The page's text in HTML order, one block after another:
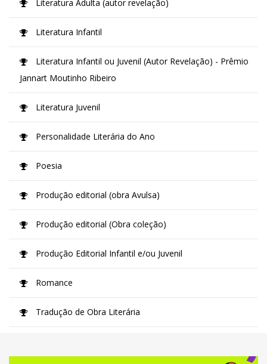
Literatura Adulta (autor revelação)
Literatura Infantil
Literatura Infantil ou Juvenil (Autor Revelação) - Prêmio
Jannart Moutinho Ribeiro
Literatura Juvenil
Personalidade Literária do Ano
Poesia
Produção editorial (obra Avulsa)
Produção editorial (Obra coleção)
Produção Editorial Infantil e/ou Juvenil
Romance
Tradução de Obra Literária